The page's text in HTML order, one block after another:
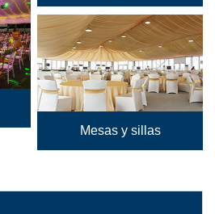
Mesas y sillas